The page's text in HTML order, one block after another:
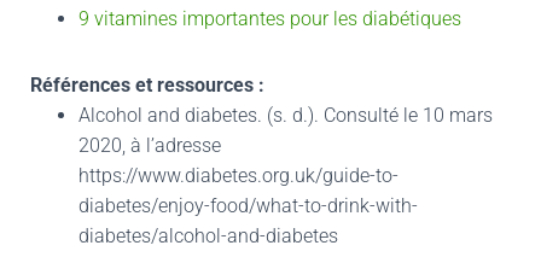
9 vitamines importantes pour les diabétiques
Références et ressources :
Alcohol and diabetes. (s. d.). Consulté le 10 mars
2020, à l’adresse
https://www.diabetes.org.uk/guide-to-
diabetes/enjoy-food/what-to-drink-with-
diabetes/alcohol-and-diabetes